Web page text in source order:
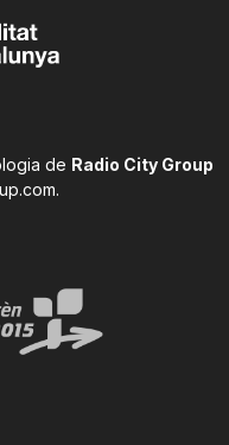
de Radio City Group
.